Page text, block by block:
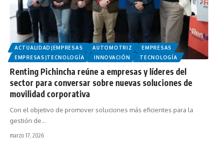
ACTUALIDAD|EMPRESAS AUTOMOTRIZ
EMPRESAS
EMPRESAS|TECNOLOGÍA
INNOVACIÓN TECNOLOGÍA
Renting Pichincha reúne a empresas y líderes del
sector para conversar sobre nuevas soluciones de
movilidad corporativa
Con el objetivo de promover soluciones más eficientes para la
gestión de…
marzo 17, 2026